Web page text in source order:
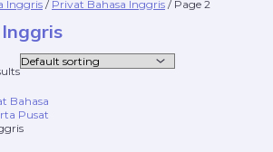
Inggris / Privat Bahasa Inggris / Page 2